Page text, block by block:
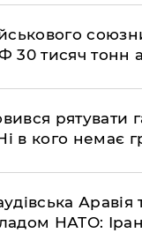
30 тисяч тонн
рятувати
в кого немає
НАТО: Іран